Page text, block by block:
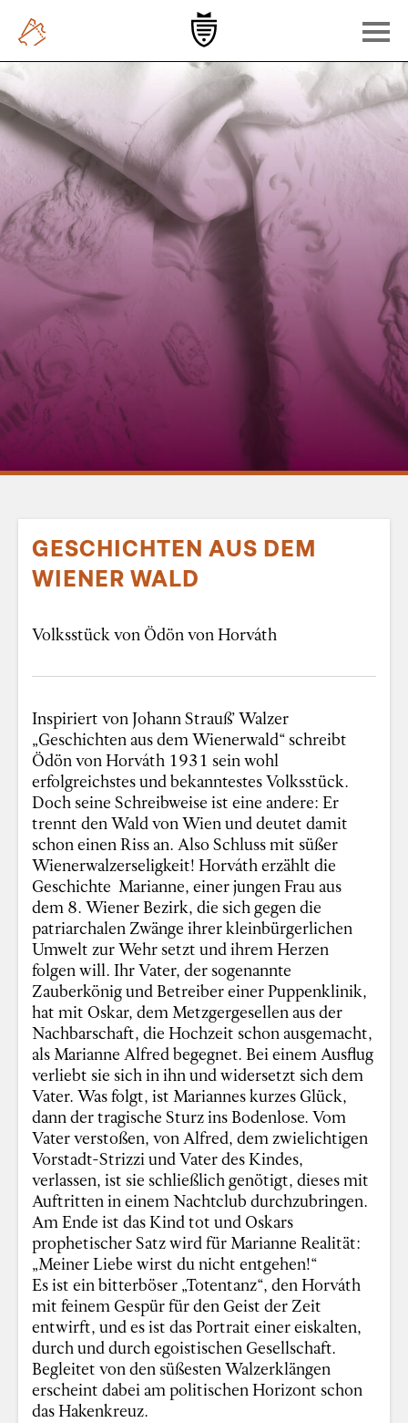
GESCHICHTEN AUS DEM
WIENER WALD
Volksstück von Ödön von Horváth
Inspiriert von Johann Strauß’ Walzer
„Geschichten aus dem Wienerwald“ schreibt
Ödön von Horváth 1931 sein wohl
erfolgreichstes und bekanntestes Volksstück.
Doch seine Schreibweise ist eine andere: Er
trennt den Wald von Wien und deutet damit
schon einen Riss an. Also Schluss mit süßer
Wienerwalzerseligkeit! Horváth erzählt die
Geschichte Marianne, einer jungen Frau aus
dem 8. Wiener Bezirk, die sich gegen die
patriarchalen Zwänge ihrer kleinbürgerlichen
Umwelt zur Wehr setzt und ihrem Herzen
folgen will. Ihr Vater, der sogenannte
Zauberkönig und Betreiber einer Puppenklinik,
hat mit Oskar, dem Metzgergesellen aus der
Nachbarschaft, die Hochzeit schon ausgemacht,
als Marianne Alfred begegnet. Bei einem Ausflug
verliebt sie sich in ihn und widersetzt sich dem
Vater. Was folgt, ist Mariannes kurzes Glück,
dann der tragische Sturz ins Bodenlose. Vom
Vater verstoßen, von Alfred, dem zwielichtigen
Vorstadt-Strizzi und Vater des Kindes,
verlassen, ist sie schließlich genötigt, dieses mit
Auftritten in einem Nachtclub durchzubringen.
Am Ende ist das Kind tot und Oskars
prophetischer Satz wird für Marianne Realität:
„Meiner Liebe wirst du nicht entgehen!“
Es ist ein bitterböser „Totentanz“, den Horváth
mit feinem Gespür für den Geist der Zeit
entwirft, und es ist das Portrait einer eiskalten,
durch und durch egoistischen Gesellschaft.
Begleitet von den süßesten Walzerklängen
erscheint dabei am politischen Horizont schon
das Hakenkreuz.